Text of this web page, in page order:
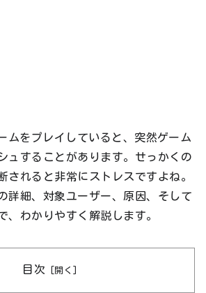
ムをプレイしていると、突然ゲーム
ュすることがあります。せっかくの
されると非常にストレスですよね。
詳細、対象ユーザー、原因、そして
、わかりやすく解説します。
目次